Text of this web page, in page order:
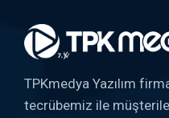
TPKmedya Yazılım
tecrübemiz ile